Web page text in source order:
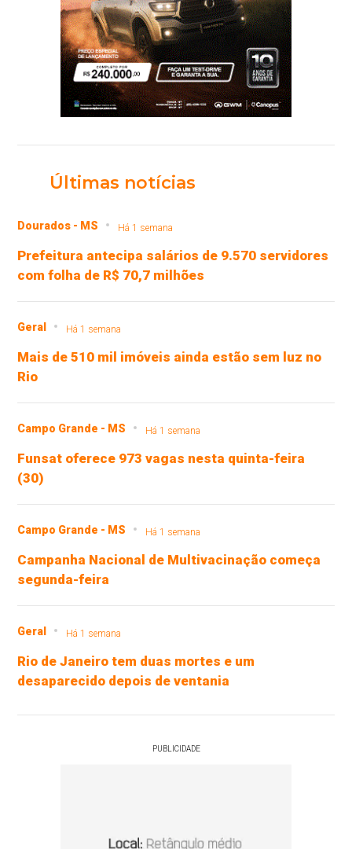
Últimas notícias
Dourados - MS Há 1 semana
Prefeitura antecipa salários de 9.570 servidores
com folha de R$ 70,7 milhões
Geral Há 1 semana
Mais de 510 mil imóveis ainda estão sem luz no
Rio
Campo Grande - MS Há 1 semana
Funsat oferece 973 vagas nesta quinta-feira
(30)
Campo Grande - MS Há 1 semana
Campanha Nacional de Multivacinação começa
segunda-feira
Geral Há 1 semana
Rio de Janeiro tem duas mortes e um
desaparecido depois de ventania
PUBLICIDADE